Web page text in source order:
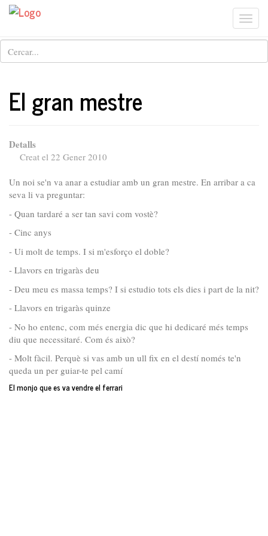
El gran mestre
Detalls
Creat el 22 Gener 2010
Un noi se'n va anar a estudiar amb un gran mestre. En arribar a ca
seva li va preguntar:
- Quan tardaré a ser tan savi com vostè?
- Cinc anys
- Ui molt de temps. I si m'esforço el doble?
- Llavors en trigaràs deu
- Deu meu es massa temps? I si estudio tots els dies i part de la nit?
- Llavors en trigaràs quinze
- No ho entenc, com més energia dic que hi dedicaré més temps
diu que necessitaré. Com és això?
- Molt fàcil. Perquè si vas amb un ull fix en el destí només te'n
queda un per guiar-te pel camí
El monjo que es va vendre el ferrari